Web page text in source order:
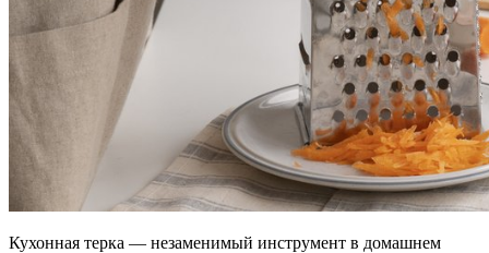
Кухонная терка — незаменимый инструмент в домашнем